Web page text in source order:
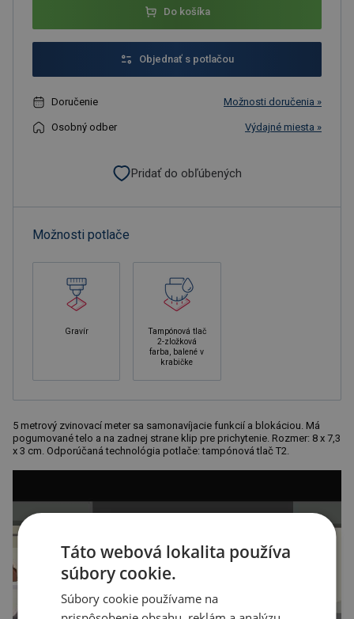
Do košíka
Objednať s potlačou
Doručenie Možnosti doručenia »
Osobný odber Výdajné miesta »
Pridať do obľúbených
Možnosti potlače
Gravír
Tampónová tlač
2-zložková
farba, balené v
krabičke
5 metrový zvinovací meter sa samonavíjacie funkcií a blokáciou. Má
pogumované telo a na zadnej strane klip pre prichytenie. Rozmer: 8 x 7,3
x 3 cm. Odporúčaná technológia potlače: tampónová tlač T2.
Táto webová lokalita používa
súbory cookie.
Súbory cookie používame na